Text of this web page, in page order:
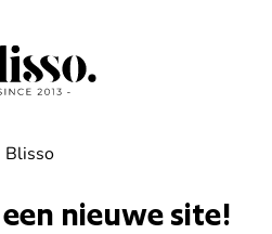
Blisso
nieuwe site!